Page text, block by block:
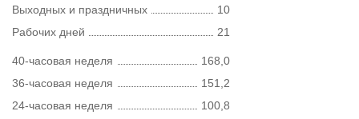
Выходных и праздничных
10
Рабочих дней
21
40-часовая неделя
168,0
36-часовая неделя
151,2
24-часовая неделя
100,8